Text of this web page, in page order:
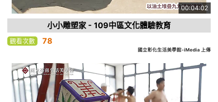
00:04:02
小小雕塑家 - 109中區文化體驗教育
觀看次數 78
國立彰化生活美學館-iMedia 上傳